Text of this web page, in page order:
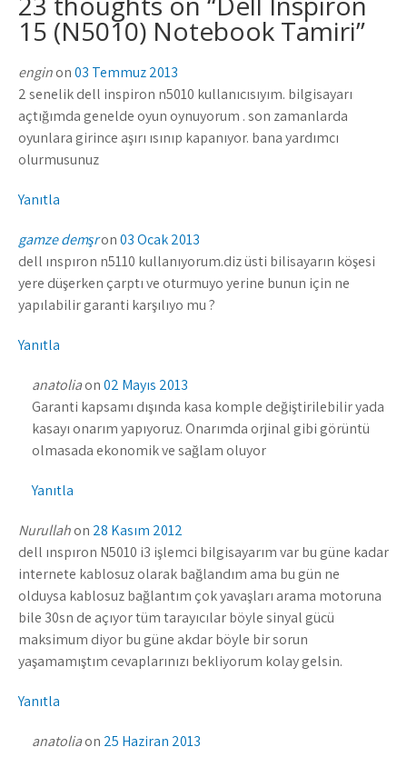
15 (N5010) Notebook Tamiri”
enginon03 Temmuz 2013
2 senelik dell inspiron n5010 kullanıcısıyım. bilgisayarı
açtığımda genelde oyun oynuyorum . son zamanlarda
oyunlara girince aşırı ısınıp kapanıyor. bana yardımcı
olurmusunuz
Yanıtla
gamze demşron03 Ocak 2013
dell ınspıron n5110 kullanıyorum.diz üsti bilisayarın köşesi
yere düşerken çarptı ve oturmuyo yerine bunun için ne
yapılabilir garanti karşılıyo mu ?
Yanıtla
anatoliaon02 Mayıs 2013
Garanti kapsamı dışında kasa komple değiştirilebilir yada
kasayı onarım yapıyoruz. Onarımda orjinal gibi görüntü
olmasada ekonomik ve sağlam oluyor
Yanıtla
Nurullahon 28 Kasım 2012
dell ınspıron N5010 i3 işlemci bilgisayarım var bu güne kadar
internete kablosuz olarak bağlandım ama bu gün ne
olduysa kablosuz bağlantım çok yavaşları arama motoruna
bile 30sn de açıyor tüm tarayıcılar böyle sinyal gücü
maksimum diyor bu güne akdar böyle bir sorun
yaşamamıştım cevaplarınızı bekliyorum kolay gelsin.
Yanıtla
anatoliaon 25 Haziran 2013